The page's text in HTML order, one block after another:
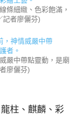
條細緻、色彩飽滿，
記者廖儷芬)
嚴中帶點靈動，是廟
廖儷芬)
柱、麒麟、彩